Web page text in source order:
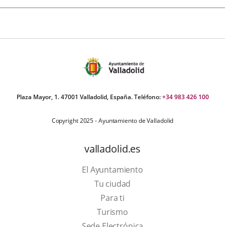
Plaza Mayor, 1. 47001 Valladolid, España. Teléfono:+34 983 426 100
Copyright 2025 - Ayuntamiento de Valladolid
valladolid.es
El Ayuntamiento
Tu ciudad
Para ti
TurismoThis